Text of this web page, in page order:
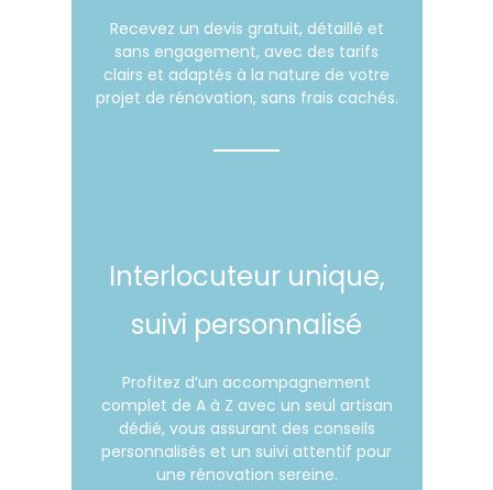
Recevez un devis gratuit, détaillé et
sans engagement, avec des tarifs
clairs et adaptés à la nature de votre
projet de rénovation, sans frais cachés.
Interlocuteur unique,
suivi personnalisé
Profitez d’un accompagnement
complet de A à Z avec un seul artisan
dédié, vous assurant des conseils
personnalisés et un suivi attentif pour
une rénovation sereine.